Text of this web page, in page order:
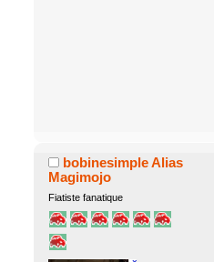
bobinesimple Alias
Magimojo
Fiatiste fanatique